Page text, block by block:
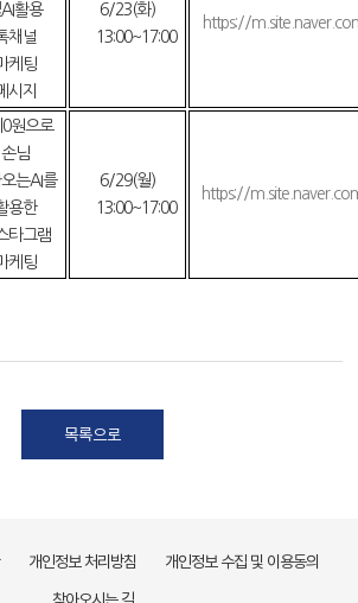
AI활용
채널
케팅
시지
6/23(화)
13:00~17:00
https://
0원으로
손님
는AI를
용한
타그램
케팅
6/29(월)
13:00~17:00
https://
목록으로
개인정보 처리방침
개인정보 수집 및 이용동의